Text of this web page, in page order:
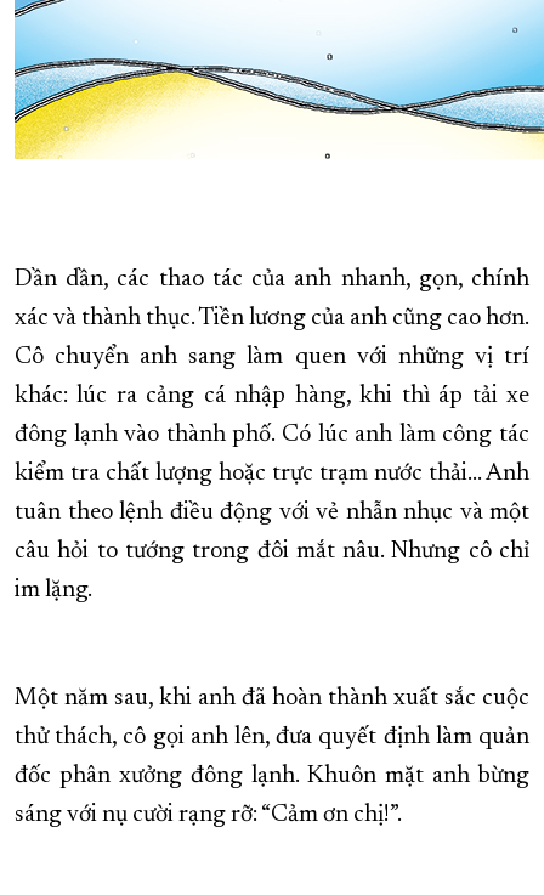
Dần dần, các thao tác của anh nhanh, gọn, chính
xác và thành thục. Tiền lương của anh cũng cao hơn.
Cô chuyển anh sang làm quen với những vị trí
khác: lúc ra cảng cá nhập hàng, khi thì áp tải xe
đông lạnh vào thành phố. Có lúc anh làm công tác
kiểm tra chất lượng hoặc trực trạm nước thải… Anh
tuân theo lệnh điều động với vẻ nhẫn nhục và một
câu hỏi to tướng trong đôi mắt nâu. Nhưng cô chỉ
im lặng.
Một năm sau, khi anh đã hoàn thành xuất sắc cuộc
thử thách, cô gọi anh lên, đưa quyết định làm quản
đốc phân xưởng đông lạnh. Khuôn mặt anh bừng
sáng với nụ cười rạng rỡ: “Cảm ơn chị!”.